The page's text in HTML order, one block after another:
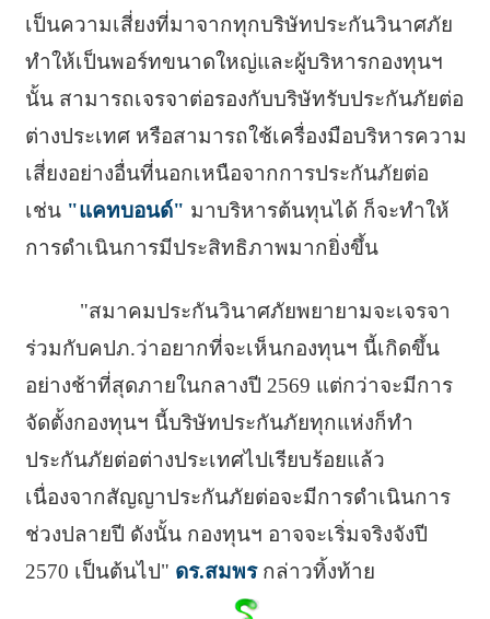
เป็นความเสี่ยงที่มาจากทุกบริษัทประกันวินาศภัย
ทำให้เป็นพอร์ทขนาดใหญ่และผู้บริหารกองทุนฯ
นั้น สามารถเจรจาต่อรองกับบริษัทรับประกันภัยต่อ
ต่างประเทศ หรือสามารถใช้เครื่องมือบริหารความ
เสี่ยงอย่างอื่นที่นอกเหนือจากการประกันภัยต่อ
เช่น"แคทบอนด์" มาบริหารต้นทุนได้ ก็จะทำให้
การดำเนินการมีประสิทธิภาพมากยิ่งขึ้น
"สมาคมประกันวินาศภัยพยายามจะเจรจา
ร่วมกับคปภ.ว่าอยากที่จะเห็นกองทุนฯ นี้เกิดขึ้น
อย่างช้าที่สุดภายในกลางปี 2569 แต่กว่าจะมีการ
จัดตั้งกองทุนฯ นี้บริษัทประกันภัยทุกแห่งก็ทำ
ประกันภัยต่อต่างประเทศไปเรียบร้อยแล้ว
เนื่องจากสัญญาประกันภัยต่อจะมีการดำเนินการ
ช่วงปลายปี ดังนั้น กองทุนฯ อาจจะเริ่มจริงจังปี
2570 เป็นต้นไป" ดร.สมพรกล่าวทิ้งท้าย